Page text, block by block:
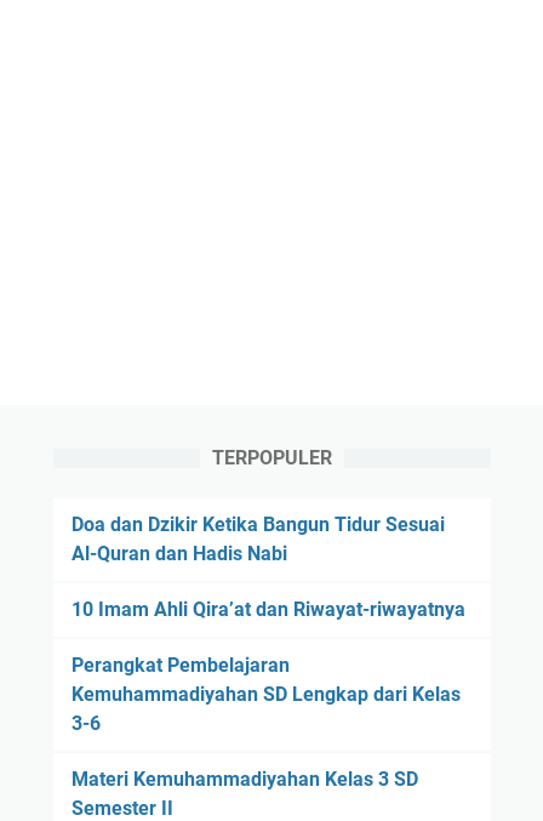
TERPOPULER
Doa dan Dzikir Ketika Bangun Tidur Sesuai
Al-Quran dan Hadis Nabi
10 Imam Ahli Qira’at dan Riwayat-riwayatnya
Perangkat Pembelajaran
Kemuhammadiyahan SD Lengkap dari Kelas
3-6
Materi Kemuhammadiyahan Kelas 3 SD
Semester II